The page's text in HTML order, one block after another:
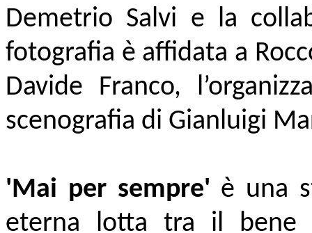
Demetrio Salvi e la
fotografia è affidata a
Davide Franco,
scenografia di Gianluigi
'Mai per sempre' è una
eterna lotta tra il bene